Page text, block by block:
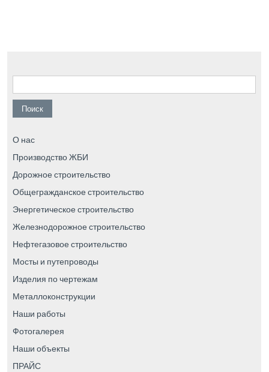
Найти:
О нас
Производство ЖБИ
Дорожное строительство
Общегражданское строительство
Энергетическое строительство
Железнодорожное строительство
Нефтегазовое строительство
Мосты и путепроводы
Изделия по чертежам
Металлоконструкции
Наши работы
Фотогалерея
Наши объекты
ПРАЙС